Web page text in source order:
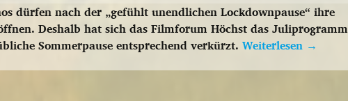
dürfen nach der „gefühlt unendlichen Lockdownpause“ ihre
Deshalb hat sich das Filmforum Höchst das Juliprogramm
Sommerpause entsprechend verkürzt. Weiterlesen →